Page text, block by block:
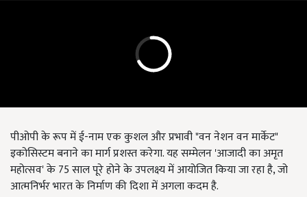
पीओपी के रूप में ई-नाम एक कुशल और प्रभावी "वन नेशन वन मार्केट"
इकोसिस्टम बनाने का मार्ग प्रशस्त करेगा. यह सम्मेलन 'आजादी का अमृत
महोत्सव' के 75 साल पूरे होने के उपलक्ष्य में आयोजित किया जा रहा है, जो
आत्मनिर्भर भारत के निर्माण की दिशा में अगला कदम है.